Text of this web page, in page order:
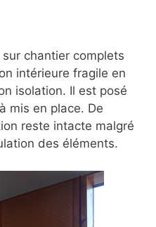
chantier complets
intérieure fragile en
isolation. Il est posé
mis en place. De
reste intacte malgré
des éléments.